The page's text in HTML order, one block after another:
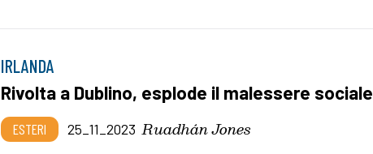
IRLANDA
Rivolta a Dublino, esplode il malessere sociale
ESTERI 25_11_2023 Ruadhán Jones